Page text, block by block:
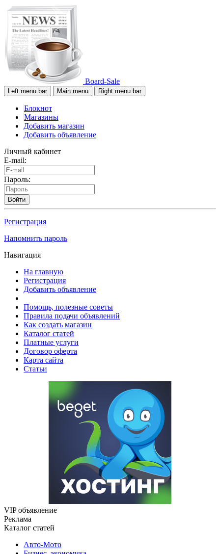
Board-Sale
Left menu bar Main menu Right menu bar
Блокнот
Магазины
Добавить магазин
Добавить объявление
Личный кабинет
E-mail:
Пароль:
Войти
Регистрация
Напомнить пароль
Навигация
На главную
Регистрация
Добавить объявление
Помощь, полезные советы
Правила подачи объявлений
Как создать магазин
Каталог статей
Платные услуги
Договор оферта
Карта сайта
Статьи
VIP объявление
Реклама
Каталог статей
Авто-Мото